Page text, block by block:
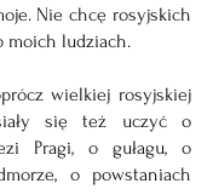
Nie chcę rosyjskich
moich ludziach.
wielkiej rosyjskiej
się też uczyć o
Pragi, o gułagu, o
o powstaniach